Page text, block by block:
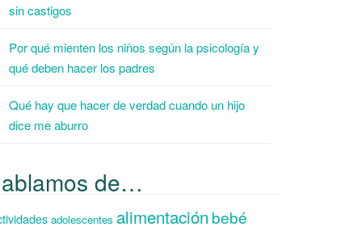
sin castigos
Por qué mienten los niños según la psicología y
qué deben hacer los padres
Qué hay que hacer de verdad cuando un hijo
dice me aburro
de…
adolescentes alimentación bebé